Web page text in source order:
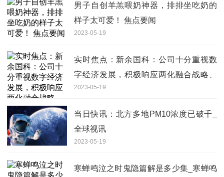
男子自创羊羔喂奶神器，排排坐吃奶的
样子太可爱！ 焦点要闻
2023-05-19
实时焦点：新余国科：公司十分重视数
字经济发展，积极响应两化融合战略、
生态文明等国家战略，在发展规划、任
持续推进数字经济领域的深度发展
2023-05-19
当日快讯：北方多地PM10浓度已破千_
全球视讯
2023-05-19
寒蝉鸣泣之时鬼隐篇解是多少集_寒蝉鸣